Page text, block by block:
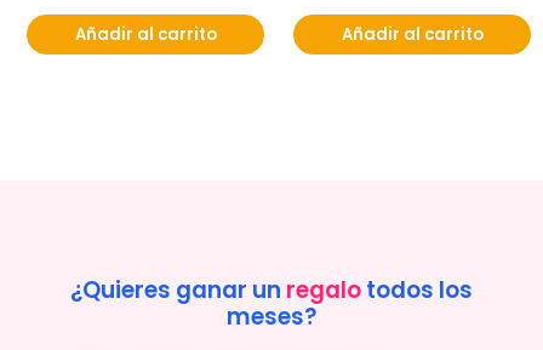
Añadir al carrito Añadir al carrito
¿Quieres ganar un regalotodos los
meses?